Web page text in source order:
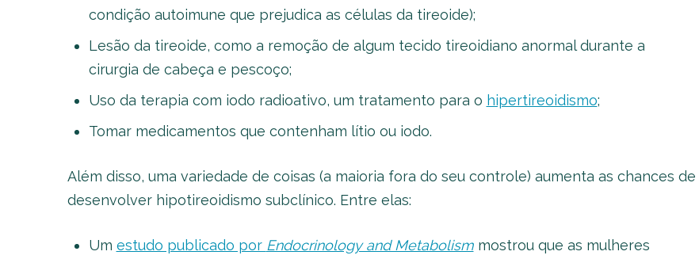
condição autoimune que prejudica as células da tireoide);
Lesão da tireoide, como a remoção de algum tecido tireoidiano anormal durante a
cirurgia de cabeça e pescoço;
Uso da terapia com iodo radioativo, um tratamento para o hipertireoidismo;
Tomar medicamentos que contenham lítio ou iodo.
Além disso, uma variedade de coisas (a maioria fora do seu controle) aumenta as chances de
desenvolver hipotireoidismo subclínico. Entre elas:
Um estudo publicado por Endocrinology and Metabolismmostrou que as mulheres